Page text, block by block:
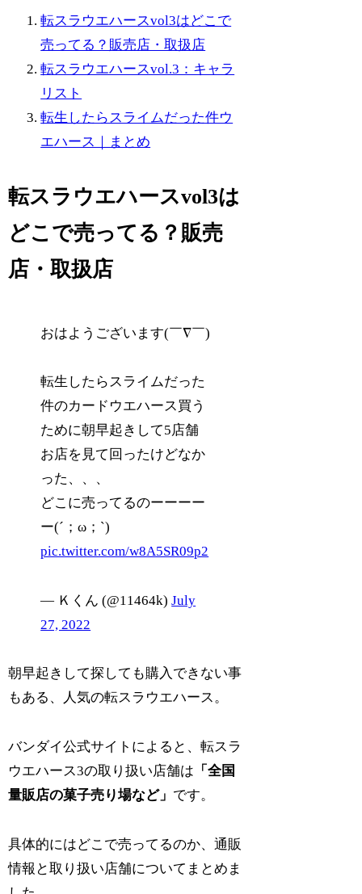
転スラウエハースvol3はどこで
売ってる？販売店・取扱店
転スラウエハースvol.3：キャラ
リスト
転生したらスライムだった件ウ
エハース｜まとめ
転スラウエハースvol3は
どこで売ってる？販売
店・取扱店
おはようございます(￣∇￣)
転生したらスライムだった
件のカードウエハース買う
ために朝早起きして5店舗
お店を見て回ったけどなか
った、、、
どこに売ってるのーーーー
ー(´；ω；`)
pic.twitter.com/w8A5SR09p2
— Ｋくん (@11464k)July
27, 2022
朝早起きして探しても購入できない事
もある、人気の転スラウエハース。
バンダイ公式サイトによると、転スラ
ウエハース3の取り扱い店舗は 「全国
量販店の菓子売り場など」 です。
具体的にはどこで売ってるのか、通販
情報と取り扱い店舗についてまとめま